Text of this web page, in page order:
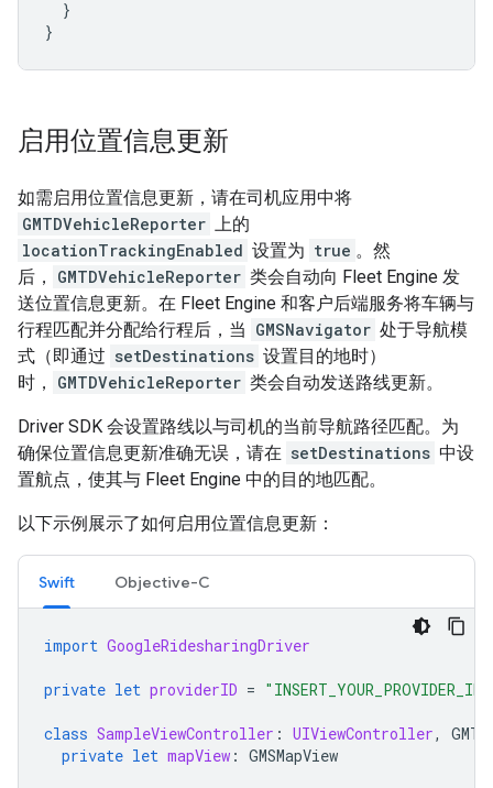
}
}
启用位置信息更新
如需启用位置信息更新，请在司机应用中将
GMTDVehicleReporter 上的
locationTrackingEnabled 设置为 true 。然
后，
GMTDVehicleReporter 类会自动向 Fleet Engine 发
送位置信息更新。在 Fleet Engine 和客户后端服务将车辆与
行程匹配并分配给行程后，当 GMSNavigator 处于导航模
式（即通过 setDestinations 设置目的地时）
时，
GMTDVehicleReporter 类会自动发送路线更新。
Driver SDK 会设置路线以与司机的当前导航路径匹配。为
确保位置信息更新准确无误，请在 setDestinations 中设
置航点，使其与 Fleet Engine 中的目的地匹配。
以下示例展示了如何启用位置信息更新：
Swift Objective-C
import GoogleRidesharingDriver
private let providerID = "INSERT_YOUR_PROVIDER_ID"
class SampleViewController : UIViewController,
private let mapView : GMSMapView